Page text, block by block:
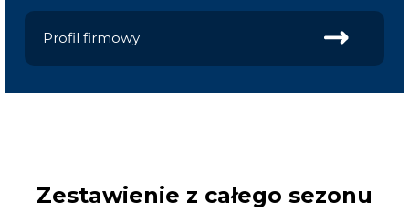
Profil firmowy
Zestawienie z całego sezonu